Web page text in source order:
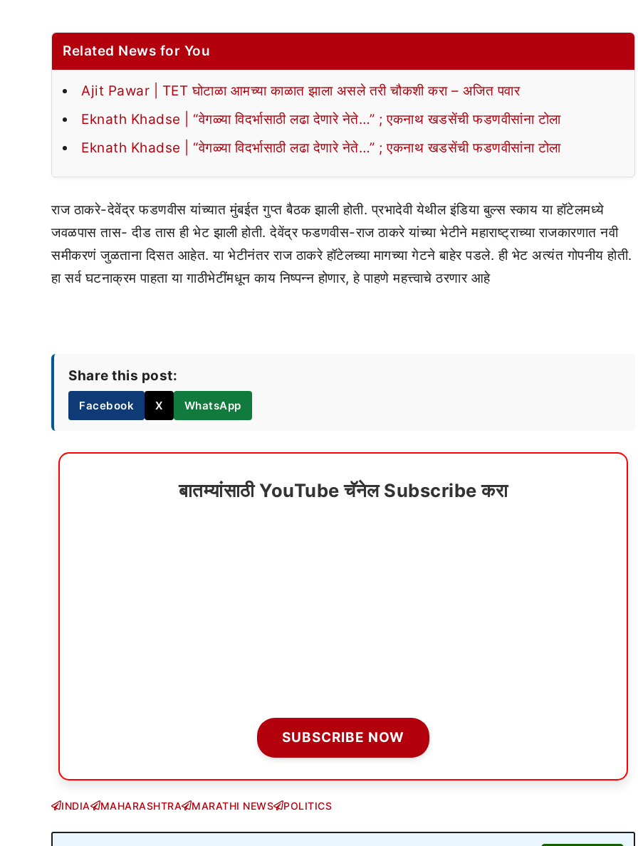
Related News for You
Ajit Pawar | TET घोटाळा आमच्या काळात झाला असले तरी चौकशी करा – अजित पवार
Eknath Khadse | “वेगळ्या विदर्भासाठी लढा देणारे नेते…” ; एकनाथ खडसेंची फडणवीसांना टोला
Eknath Khadse | “वेगळ्या विदर्भासाठी लढा देणारे नेते…” ; एकनाथ खडसेंची फडणवीसांना टोला
राज ठाकरे-देवेंद्र फडणवीस यांच्यात मुंबईत गुप्त बैठक झाली होती. प्रभादेवी येथील इंडिया बुल्स स्काय या हॉटेलमध्ये
जवळपास तास- दीड तास ही भेट झाली होती. देवेंद्र फडणवीस-राज ठाकरे यांच्या भेटीने महाराष्ट्राच्या राजकारणात नवी
समीकरणं जुळताना दिसत आहेत. या भेटीनंतर राज ठाकरे हॉटेलच्या मागच्या गेटने बाहेर पडले. ही भेट अत्यंत गोपनीय होती.
हा सर्व घटनाक्रम पाहता या गाठीभेटींमधून काय निष्पन्न होणार, हे पाहणे महत्त्वाचे ठरणार आहे
Share this post:
Facebook X WhatsApp
बातम्यांसाठी YouTube चॅनेल Subscribe करा
SUBSCRIBE NOW
INDIA MAHARASHTRA MARATHI NEWS POLITICS